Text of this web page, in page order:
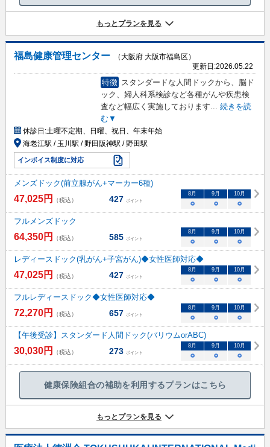
もっとプランを見る
福島健康管理センター
（大阪府 大阪市福島区）
更新日:2026.05.22
特徴 スタンダードな人間ドックから、脳ド
ック、婦人科系検診など各種がんや疾患検
査など幅広く実施しております
続きを読
む▼
休診日:土曜不定期、日曜、祝日、年末年始
海老江駅 / 玉川駅 / 野田阪神駅 / 野田駅
インボイス制度に対応
メンズドック(前立腺がん+マーカー6種)
47,025円 （税込） 427 ポイント
8 月 9 月 10月
○ ○ ○
フルメンズドック
64,350円 （税込） 585 ポイント
8 月 9 月 10月
○ ○ ○
レディースドック(乳がん+子宮がん)◆女性医師対応◆
47,025円 （税込） 427 ポイント
8 月 9 月 10月
○ ○ ○
フルレディースドック◆女性医師対応◆
72,270円 （税込） 657 ポイント
8 月 9 月 10月
○ ○ ○
【午後受診】スタンダード人間ドック(バリウムorABC)
30,030円 （税込） 273 ポイント
8 月 9 月 10月
○ ○ ○
健康保険組合の補助を利用するプランはこちら
もっとプランを見る